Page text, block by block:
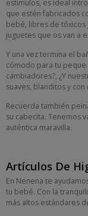
estímulos, es ideal
que estén fabricados
bebé, libres de tóxicos
juguetes que os van a
Y una vez termina el
cómodo para tu peque
cambiadores?, ¿Y
suaves, blanditos y
Recuerda también
su cabecita. Tenemos
auténtica maravilla.
Artículos De
En Nenena te
tu bebé. Con la
más altos estándares